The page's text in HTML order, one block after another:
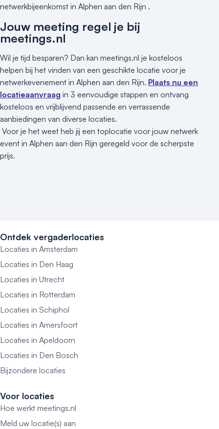
netwerkbijeenkomst in Alphen aan den Rijn .
Jouw meeting regel je bij
meetings.nl
Wil je tijd besparen? Dan kan meetings.nl je kosteloos
helpen bij het vinden van een geschikte locatie voor je
netwerkevenement in Alphen aan den Rijn. Plaats nu een
locatieaanvraag in 3 eenvoudige stappen en ontvang
kosteloos en vrijblijvend passende en verrassende
aanbiedingen van diverse locaties.
Voor je het weet heb jij een toplocatie voor jouw netwerk
event in Alphen aan den Rijn geregeld voor de scherpste
prijs.
Ontdek vergaderlocaties
Locaties in Amsterdam
Locaties in Den Haag
Locaties in Utrecht
Locaties in Rotterdam
Locaties in Schiphol
Locaties in Amersfoort
Locaties in Apeldoorn
Locaties in Den Bosch
Bijzondere locaties
Voor locaties
Hoe werkt meetings.nl
Meld uw locatie(s) aan